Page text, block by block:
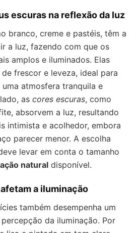
escuras na reflexão da luz
branco, creme e pastéis, têm a
a luz, fazendo com que os
amplos e iluminados. Elas
frescor e leveza, ideal para
atmosfera tranquila e
as cores escuras, como
absorvem a luz, resultando
intimista e acolhedor, embora
parecer menor. A escolha
levar em conta o tamanho
natural disponível.
a iluminação
também desempenha um
da iluminação. Por